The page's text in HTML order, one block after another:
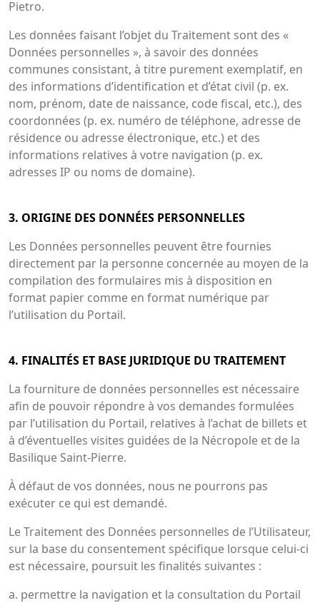
Pietro.
Les données faisant l’objet du Traitement sont des «
Données personnelles », à savoir des données
communes consistant, à titre purement exemplatif, en
des informations d’identification et d’état civil (p. ex.
nom, prénom, date de naissance, code fiscal, etc.), des
coordonnées (p. ex. numéro de téléphone, adresse de
résidence ou adresse électronique, etc.) et des
informations relatives à votre navigation (p. ex.
adresses IP ou noms de domaine).
3. ORIGINE DES DONNÉES PERSONNELLES
Les Données personnelles peuvent être fournies
directement par la personne concernée au moyen de la
compilation des formulaires mis à disposition en
format papier comme en format numérique par
l’utilisation du Portail.
4. FINALITÉS ET BASE JURIDIQUE DU TRAITEMENT
La fourniture de données personnelles est nécessaire
afin de pouvoir répondre à vos demandes formulées
par l’utilisation du Portail, relatives à l’achat de billets et
à d’éventuelles visites guidées de la Nécropole et de la
Basilique Saint-Pierre.
À défaut de vos données, nous ne pourrons pas
exécuter ce qui est demandé.
Le Traitement des Données personnelles de l’Utilisateur,
sur la base du consentement spécifique lorsque celui-ci
est nécessaire, poursuit les finalités suivantes :
a. permettre la navigation et la consultation du Portail